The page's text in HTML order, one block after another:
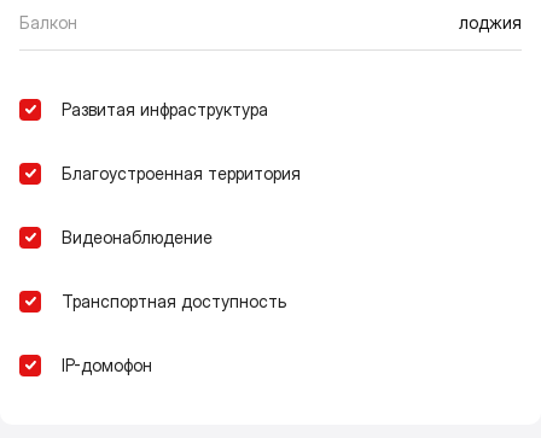
Балкон лоджия
Развитая инфраструктура
Благоустроенная территория
Видеонаблюдение
Транспортная доступность
IP-домофон